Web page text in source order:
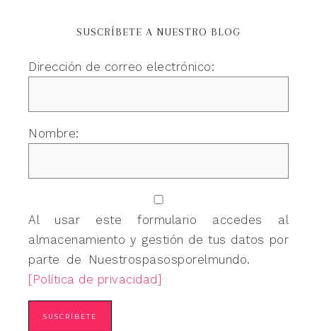
SUSCRÍBETE A NUESTRO BLOG
Dirección de correo electrónico:
Nombre:
Al usar este formulario accedes al
almacenamiento y gestión de tus datos por
parte de Nuestrospasosporelmundo.
[Política de privacidad]